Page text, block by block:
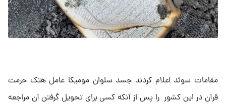
مقامات سوئد اعلام کردند جسد سلوان مومیکا عامل هتک حرمت
قرآن در این کشور را پس از آنکه کسی برای تحویل گرفتن آن مراجعه